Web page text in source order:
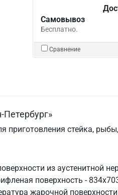
Самовывоз
Бесплатно.
Сравнение
стейка,
из аустенитной
поверхность -
жарочной